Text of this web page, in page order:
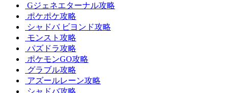
Gジェネエターナル攻略
ポケポケ攻略
シャドバ ビヨンド攻略
モンスト攻略
パズドラ攻略
ポケモンGO攻略
グラブル攻略
アズールレーン攻略